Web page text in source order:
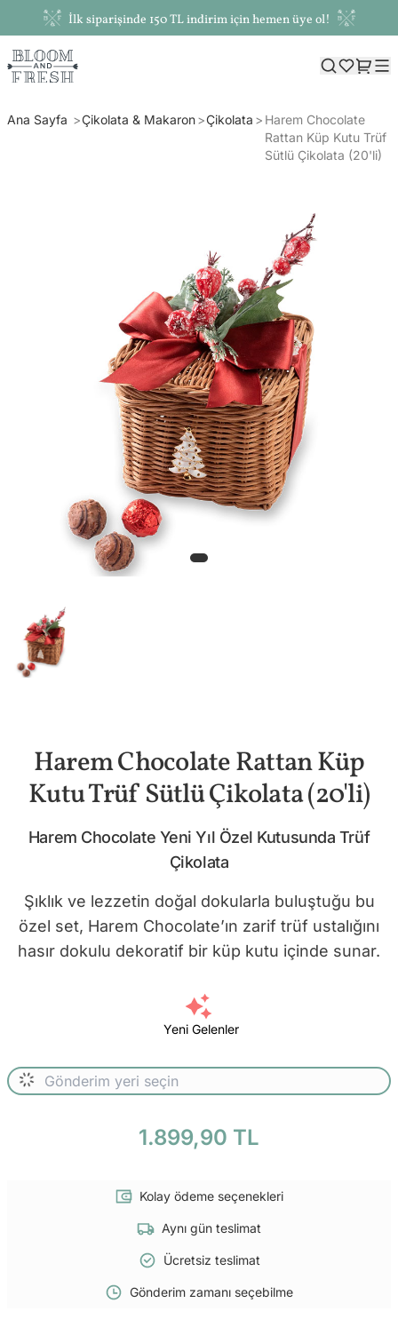
İlk siparişinde 150 TL indirim için hemen üye ol!
Ana Sayfa Çikolata & Makaron Çikolata
Harem Chocolate
Rattan Küp Kutu Trüf
Sütlü Çikolata (20'li)
Harem Chocolate Rattan Küp
Kutu Trüf Sütlü Çikolata (20'li)
Harem Chocolate Yeni Yıl Özel Kutusunda Trüf
Çikolata
Şıklık ve lezzetin doğal dokularla buluştuğu bu
özel set, Harem Chocolate’ın zarif trüf ustalığını
hasır dokulu dekoratif bir küp kutu içinde sunar.
Yeni Gelenler
1.899,90 TL
Kolay ödeme seçenekleri
Aynı gün teslimat
Ücretsiz teslimat
Gönderim zamanı seçebilme